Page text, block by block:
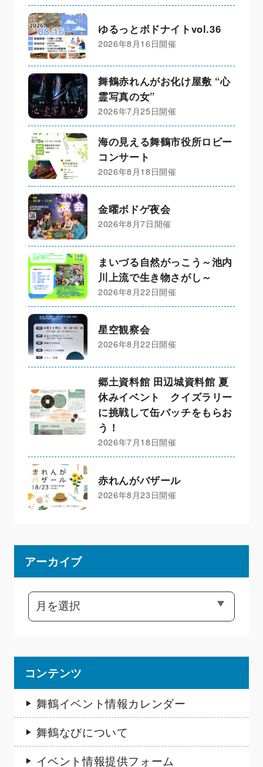
ゆるっとボドナイトvol.36
2026年8月16日開催
舞鶴赤れんがお化け屋敷 “心
霊写真の女”
2026年7月25日開催
海の見える舞鶴市役所ロビー
コンサート
2026年8月18日開催
金曜ボドゲ夜会
2026年8月7日開催
まいづる自然がっこう～池内
川上流で生き物さがし～
2026年8月22日開催
星空観察会
2026年8月22日開催
郷土資料館 田辺城資料館 夏
休みイベント クイズラリー
に挑戦して缶バッチをもらお
う！
2026年7月18日開催
赤れんがバザール
2026年8月23日開催
アーカイブ
コンテンツ
舞鶴イベント情報カレンダー
舞鶴なびについて
イベント情報提供フォーム